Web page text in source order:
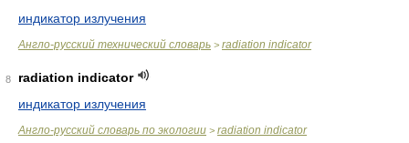
индикатор излучения
Англо-русский технический словарь > radiation indicator
8
radiation indicator
индикатор излучения
Англо-русский словарь по экологии > radiation indicator